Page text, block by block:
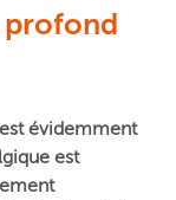
profond
évidemment
est